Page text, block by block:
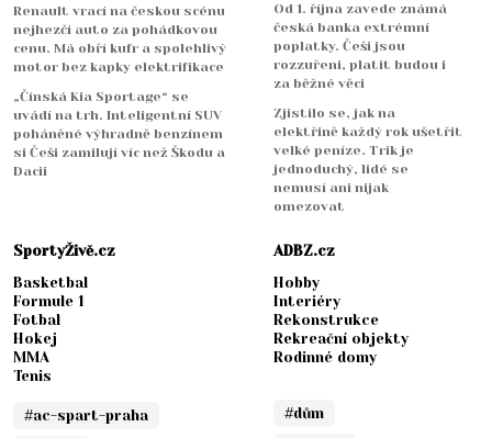
Renault vrací na českou scénu
nejhezčí auto za pohádkovou
cenu. Má obří kufr a spolehlivý
motor bez kapky elektrifikace
„Čínská Kia Sportage“ se
uvádí na trh. Inteligentní SUV
poháněné výhradně benzínem
si Češi zamilují víc než Škodu a
Dacii
Od 1. října zavede známá
česká banka extrémní
poplatky. Češi jsou
rozzuřeni, platit budou i
za běžné věci
Zjistilo se, jak na
elektřině každý rok ušetřit
velké peníze. Trik je
jednoduchý, lidé se
nemusí ani nijak
omezovat
SportyŽivě.cz
Basketbal
Formule 1
Fotbal
Hokej
MMA
Tenis
#ac-spart-praha
ADBZ.cz
Hobby
Interiéry
Rekonstrukce
Rekreační objekty
Rodinné domy
#dům